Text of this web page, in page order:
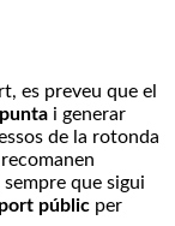
es preveu que el
i generar
de la rotonda
sempre que sigui
públic per